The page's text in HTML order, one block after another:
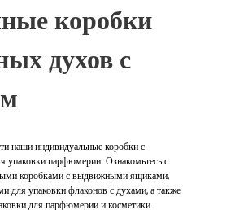
коробки
духов с
наши индивидуальные коробки с
парфюмерии. Ознакомьтесь с
коробками с выдвижными ящиками,
для упаковки флаконов с духами, а также
для парфюмерии и косметики.